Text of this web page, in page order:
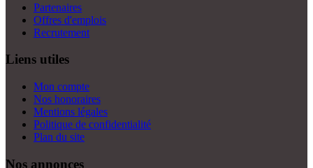
Partenaires
Offres d'emplois
Recrutement
Liens utiles
Mon compte
Nos honoraires
Mentions légales
Politique de confidentialité
Plan du site
Nos annonces